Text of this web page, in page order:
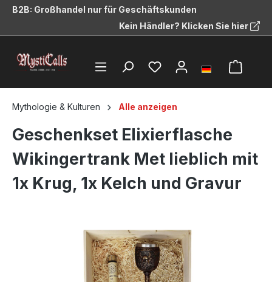
springen
B2B: Großhandel nur für Geschäftskunden
Kein Händler? Klicken Sie hier
Mythologie & Kulturen Alle anzeigen
Geschenkset Elixierflasche
Wikingertrank Met lieblich mit
1x Krug, 1x Kelch und Gravur
Bildergalerie überspringen